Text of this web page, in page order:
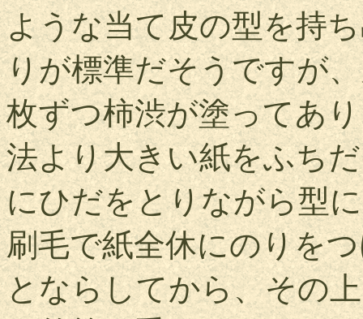
ような当て皮の型を持
りが標準だそうですが
枚ずつ柿渋が塗ってあ
法より大きい紙をふち
にひだをとりながら型
刷毛で紙全休にのりを
とならしてから、その